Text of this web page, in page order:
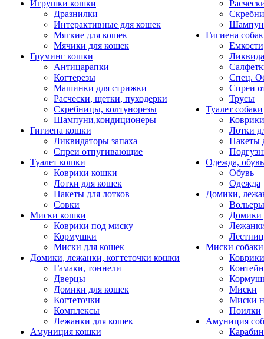
Игрушки кошки
Дразнилки
Интерактивные для кошек
Мягкие для кошек
Мячики для кошек
Груминг кошки
Антицарапки
Когтерезы
Машинки для стрижки
Расчески, щетки, пуходерки
Скребницы, колтунорезы
Шампуни,кондиционеры
Гигиена кошки
Ликвидаторы запаха
Спреи отпугивающие
Туалет кошки
Коврики кошки
Лотки для кошек
Пакеты для лотков
Совки
Миски кошки
Коврики под миску
Кормушки
Миски для кошек
Домики, лежанки, когтеточки кошки
Гамаки, тоннели
Дверцы
Домики для кошек
Когтеточки
Комплексы
Лежанки для кошек
Амуниция кошки
Гигиена
Емкости
Спец.
Спреи
Трусы
Туалет собаки
Коврики
Лотки
Пакеты
Одежда, обувь
Обувь
Одежда
Домики,
Домики
Миски собаки
Миски
Миски
Поилки
Амуниция